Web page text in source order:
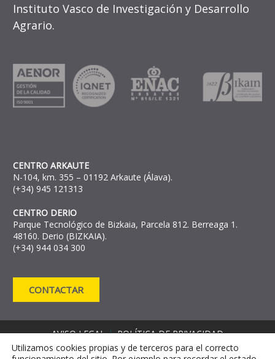
Instituto Vasco de Investigación y Desarrollo
Agrario.
CENTRO ARKAUTE
N-104, km. 355 – 01192 Arkaute (Álava).
(+34) 945 121313
CENTRO DERIO
Parque Tecnológico de Bizkaia, Parcela 812. Berreaga 1.
48160. Derio (BIZKAIA).
(+34) 944 034 300
CONTACTAR
AVISO LEGAL
POLÍTICA DE PRIVACIDAD
POLÍTICA DE COOKIES
Utilizamos cookies propias y de terceros para el correcto